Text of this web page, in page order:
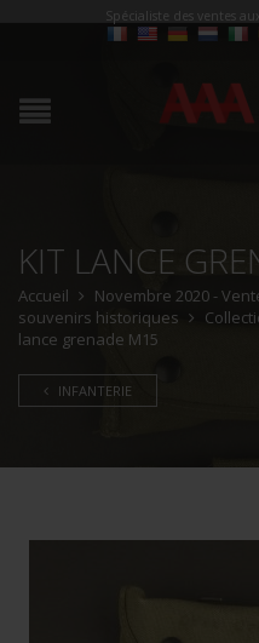
Spécialiste des ventes
KIT LANCE
Accueil
Novembre 2020 -
souvenirs historiques
lance grenade M15
INFANTERIE